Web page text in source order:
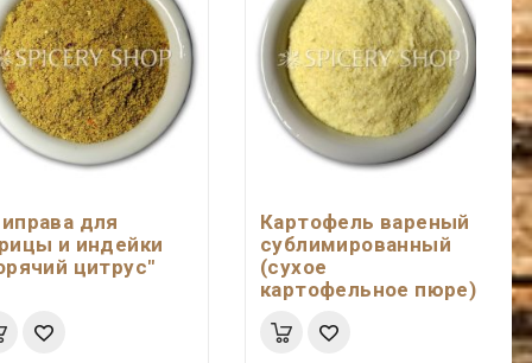
для
и индейки
цитрус"
Картофель вареный
сублимированный
(сухое
картофельное пюре)